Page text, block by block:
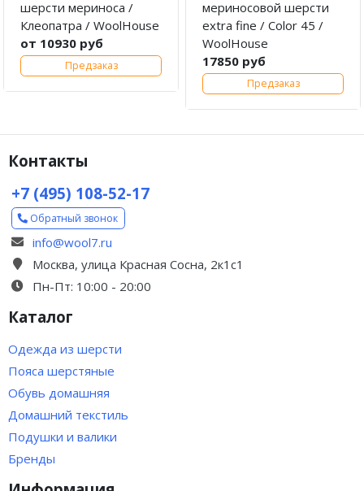
шерсти мериноса /
Клеопатра / WoolHouse
от 10930 руб
Предзаказ
мериносовой шерсти
extra fine / Color 45 /
WoolHouse
17850 руб
Предзаказ
Контакты
+7 (495) 108-52-17
Обратный звонок
info@wool7.ru
Москва, улица Красная Сосна, 2к1с1
Пн-Пт: 10:00 - 20:00
Каталог
Одежда из шерсти
Пояса шерстяные
Обувь домашняя
Домашний текстиль
Подушки и валики
Бренды